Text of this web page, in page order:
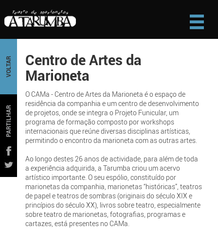
VOLTAR
PARTILHAR
Centro de Artes da
Marioneta
O CAMa - Centro de Artes da Marioneta é o espaço de
residência da companhia e um centro de desenvolvimento
de projetos, onde se integra o Projeto Funicular, um
programa de formação composto por workshops
internacionais que reúne diversas disciplinas artísticas,
permitindo o encontro da marioneta com as outras artes.
Ao longo destes 26 anos de actividade, para além de toda
a experiência adquirida, a Tarumba criou um acervo
artístico importante. O seu espólio, constituído por
marionetas da companhia, marionetas “históricas”, teatros
de papel e teatros de sombras (originais do século XIX e
princípios do século XX), livros sobre teatro, especialmente
sobre teatro de marionetas, fotografias, programas e
cartazes, está presentes no CAMa.